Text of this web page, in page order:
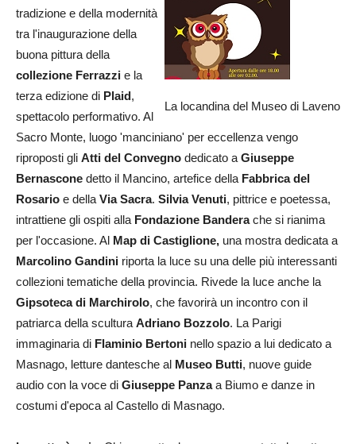
La locandina del Museo di Laveno
tradizione e della modernità
tra l'inaugurazione della
buona pittura della
collezione Ferrazzi e la
terza edizione di Plaid,
spettacolo performativo. Al
Sacro Monte, luogo 'manciniano' per eccellenza vengo
riproposti gli Atti del Convegno dedicato a Giuseppe
Bernascone detto il Mancino, artefice della Fabbrica del
Rosario e della Via Sacra. Silvia Venuti, pittrice e poetessa,
intrattiene gli ospiti alla Fondazione Banderache si rianima
per l'occasione. Al Map di Castiglione, una mostra dedicata a
Marcolino Gandini riporta la luce su una delle più interessanti
collezioni tematiche della provincia. Rivede la luce anche la
Gipsoteca di Marchirolo, che favorirà un incontro con il
patriarca della scultura Adriano Bozzolo. La Parigi
immaginaria di Flaminio Bertoni nello spazio a lui dedicato a
Masnago, letture dantesche al Museo Butti, nuove guide
audio con la voce di Giuseppe Panzaa Biumo e danze in
costumi d'epoca al Castello di Masnago.